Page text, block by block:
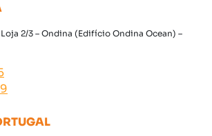
2/3 – Ondina (Edifício Ondina Ocean) –